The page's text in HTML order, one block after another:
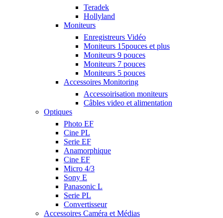
Teradek
Hollyland
Moniteurs
Enregistreurs Vidéo
Moniteurs 15pouces et plus
Moniteurs 9 pouces
Moniteurs 7 pouces
Moniteurs 5 pouces
Accessoires Monitoring
Accessoirisation moniteurs
Câbles video et alimentation
Optiques
Photo EF
Cine PL
Serie EF
Anamorphique
Cine EF
Micro 4/3
Sony E
Panasonic L
Serie PL
Convertisseur
Accessoires Caméra et Médias